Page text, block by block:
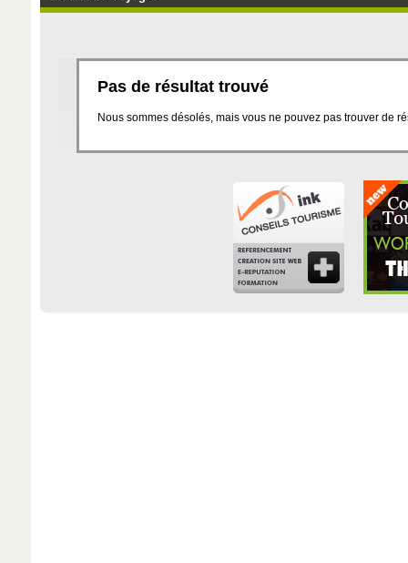
Pas de résultat trouvé
Nous sommes désolés, mais vous ne pouvez pas trouver de